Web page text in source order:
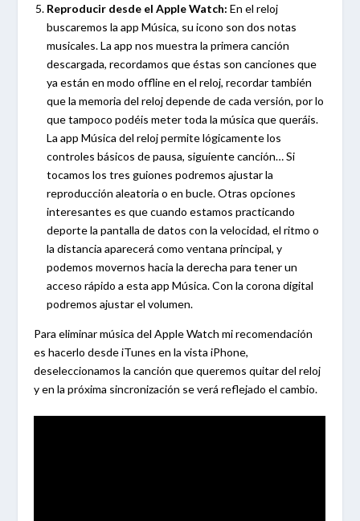
Reproducir desde el Apple Watch: En el reloj
buscaremos la app Música, su icono son dos notas
musicales. La app nos muestra la primera canción
descargada, recordamos que éstas son canciones que
ya están en modo offline en el reloj, recordar también
que la memoria del reloj depende de cada versión, por lo
que tampoco podéis meter toda la música que queráis.
La app Música del reloj permite lógicamente los
controles básicos de pausa, siguiente canción… Si
tocamos los tres guiones podremos ajustar la
reproducción aleatoria o en bucle. Otras opciones
interesantes es que cuando estamos practicando
deporte la pantalla de datos con la velocidad, el ritmo o
la distancia aparecerá como ventana principal, y
podemos movernos hacia la derecha para tener un
acceso rápido a esta app Música. Con la corona digital
podremos ajustar el volumen.
Para eliminar música del Apple Watch mi recomendación
es hacerlo desde iTunes en la vista iPhone,
deseleccionamos la canción que queremos quitar del reloj
y en la próxima sincronización se verá reflejado el cambio.